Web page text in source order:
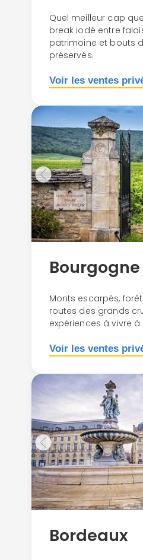
Quel meilleur cap
break iodé entre
patrimoine et bouts
préservés.
Voir les ventes
Monts escarpés,
routes des grands
expériences à vivre à
Voir les ventes
Bordeaux